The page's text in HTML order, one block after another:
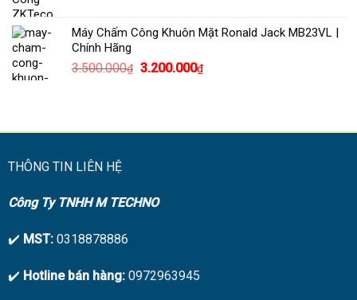
2.950.000₫.là:
Máy Chấm Công Khuôn Mặt Ronald Jack MB23VL |
Chính Hãng
3.500.000₫ Giá
3.200.000₫Giá
3.200.000₫.
THÔNG TIN LIÊN HỆ
Công Ty TNHH M TECHNO
✔️ MST:0318878886
✔️ Hotline bán hàng:0972963945